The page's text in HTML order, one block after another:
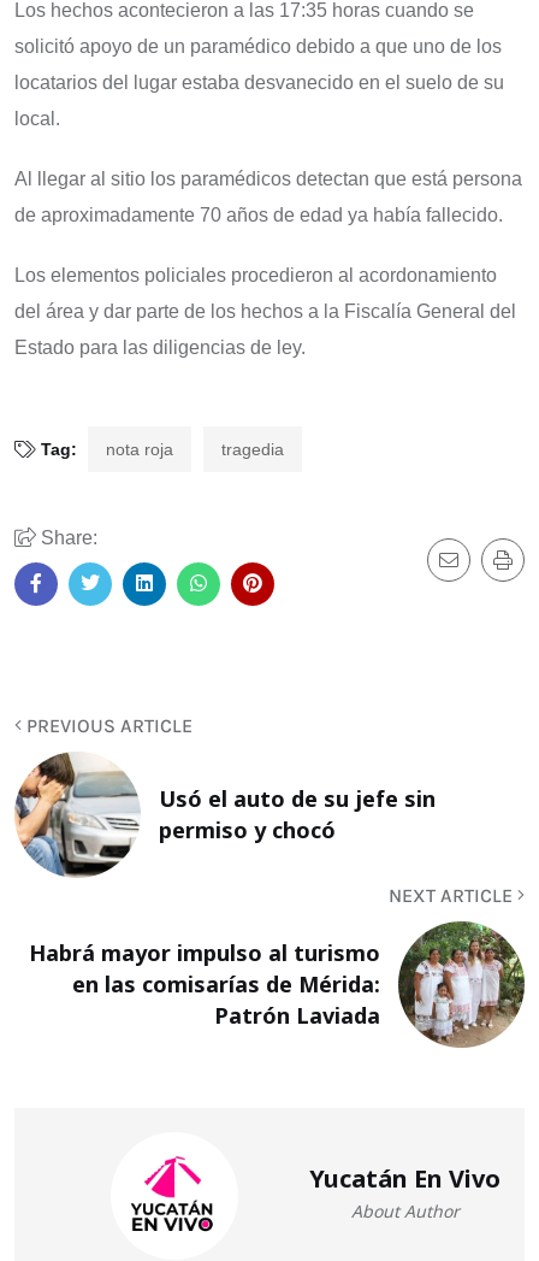
Los hechos acontecieron a las 17:35 horas cuando se
solicitó apoyo de un paramédico debido a que uno de los
locatarios del lugar estaba desvanecido en el suelo de su
local.
Al llegar al sitio los paramédicos detectan que está persona
de aproximadamente 70 años de edad ya había fallecido.
Los elementos policiales procedieron al acordonamiento
del área y dar parte de los hechos a la Fiscalía General del
Estado para las diligencias de ley.
Tag: nota roja tragedia
Share:
PREVIOUS ARTICLE
Usó el auto de su jefe sin
permiso y chocó
NEXT ARTICLE
Habrá mayor impulso al turismo
en las comisarías de Mérida:
Patrón Laviada
Yucatán En Vivo
About Author